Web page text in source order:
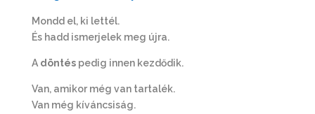
Mondd el, ki lettél.
És hadd ismerjelek meg újra.
A döntés pedig innen kezdődik.
Van, amikor még van tartalék.
Van még kíváncsiság.